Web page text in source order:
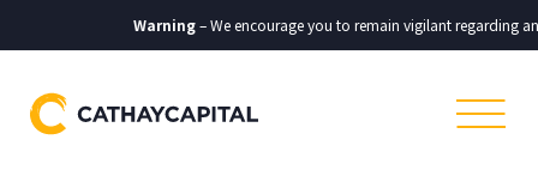
Warning– We encourage you to remain vigilant regarding any